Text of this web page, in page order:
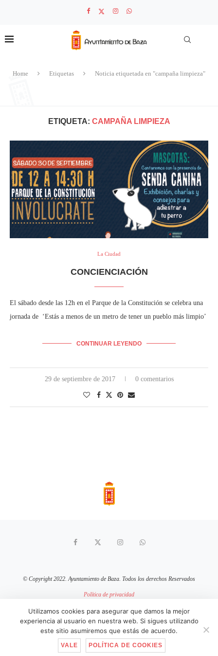
Home Etiquetas Noticia etiquetada en "campaña limpieza"
ETIQUETA: CAMPAÑA LIMPIEZA
La Ciudad
CONCIENCIACIÓN
El sábado desde las 12h en el Parque de la Constitución se celebra una
jornada de ‘Estás a menos de un metro de tener un pueblo más limpio’
CONTINUAR LEYENDO
29 de septiembre de 2017 0 comentarios
© Copyright 2022. Ayuntamiento de Baza. Todos los derechos Reservados
Política de privacidad
Política de cookies
sitio web mantenido por pixelcero.com
IR ARRIBA
Utilizamos cookies para asegurar que damos la mejor
experiencia al usuario en nuestra web. Si sigues utilizando
este sitio asumiremos que estás de acuerdo.
VALE POLÍTICA DE COOKIES